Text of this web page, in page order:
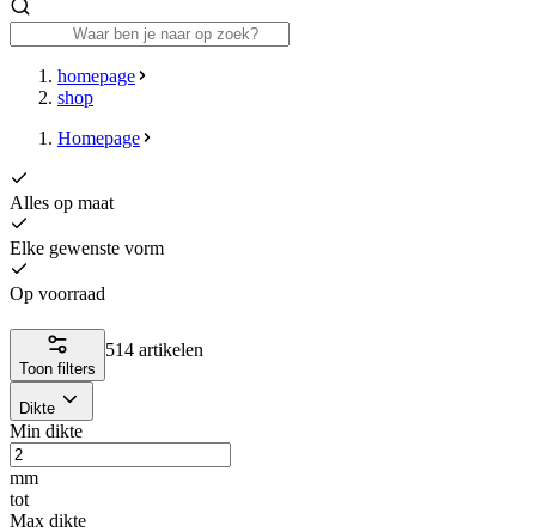
homepage
shop
Homepage
Alles op maat
Elke gewenste vorm
Op voorraad
Toon filters
514 artikelen
Dikte
Min dikte
mm
tot
Max dikte